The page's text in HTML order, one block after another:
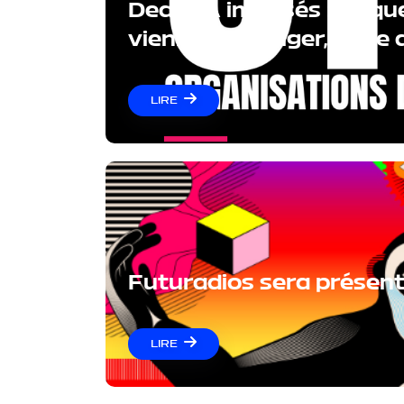
Deals IA imposés : ce
viennent d'exiger, et ce
LIRE
Futuradios sera
LIRE